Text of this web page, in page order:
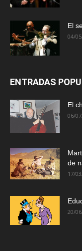
El
04/
ENTRADAS
El
06/
de
17/
20/